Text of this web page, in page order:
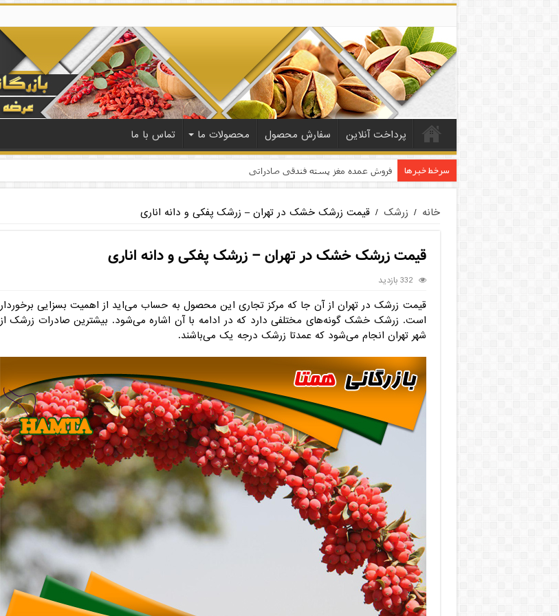
پرداخت آنلاین سفارش محصول محصولات ما تماس با ما
سرخط خبرها فروش عمده مغز پسته فندقی صادراتی
خانه / زرشک / قیمت زرشک خشک در تهران – زرشک پفکی و دانه اناری
قیمت زرشک خشک در تهران – زرشک پفکی و دانه اناری
332 بازدید
قیمت زرشک در تهران از آن جا که مرکز تجاری این محصول به حساب می‌اید از اهمیت بسزایی برخوردار
است. زرشک خشک گونه‌های مختلفی دارد که در ادامه با آن اشاره می‌شود. بیشترین صادرات زرشک از
شهر تهران انجام می‌شود که عمدتا زرشک درجه یک می‌باشند.